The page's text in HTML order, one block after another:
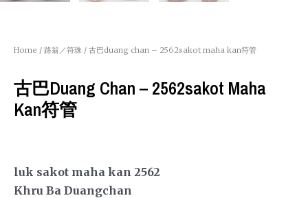
Home / 路翁／符珠 / 古巴duang chan – 2562sakot maha kan符管
古巴duang Chan – 2562sakot Maha
Kan符管
luk sakot maha kan 2562
Khru Ba Duangchan